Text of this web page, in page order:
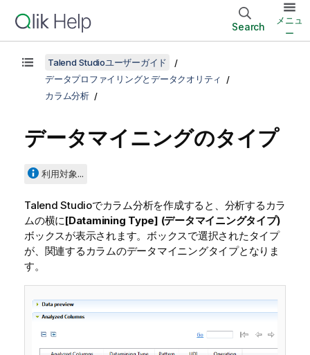
Search
メニュ
ー
Talend Studioユーザーガイド
データプロファイリングとデータクオリティ
カラム分析
データマイニングのタイプ
利用対象...
Talend Studioでカラム分析を作成すると、分析するカラ
ムの横に[Datamining Type] (データマイニングタイプ)
ボックスが表示されます。ボックスで選択されたタイプ
が、関連するカラムのデータマイニングタイプとなりま
す。